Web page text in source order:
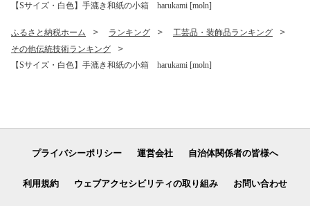
【Sサイズ・白色】手漉き和紙の小箱 harukami [moln]
ふるさと納税ホーム ランキング
工芸品・装飾品ランキング
その他伝統技術ランキング
【Sサイズ・白色】手漉き和紙の小箱 harukami [moln]
プライバシーポリシー 運営会社 自治体関係者の皆様へ
利用規約 ウェブアクセシビリティの取り組み お問い合わせ